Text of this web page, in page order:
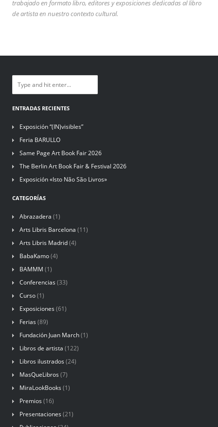
trabajado en formato libro, editores y exposiciones dedicadas al libro
de artista en nuestro contexto cultural.
ENTRADAS RECIENTES
Exposición “(IN)visibles”
Feria BARULLO
Same Page Art Book Fair 2026
The Berlin Art Book Fair & Festival 2026
Exposición «Isto Não São Livros»
CATEGORÍAS
Abrazadera (1)
Arts Libris Barcelona (11)
Arts Libris Madrid(4)
BabaKamo(4)
BAMMM (1)
Conferencias (33)
Curso(1)
Exposiciones (61)
Ferias (89)
Fundación Juan March(1)
Libros de artista (122)
Libros ilustrados (24)
MasQueLibros (7)
MiraLookBooks (1)
Premios (16)
Presentaciones (21)